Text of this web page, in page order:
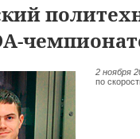
2 ноября
по